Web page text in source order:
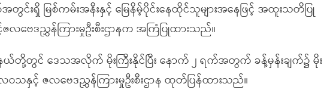
ရှိ မြစ်ကမ်းအနီးနှင့် မြေနိမ့်ပိုင်းနေထိုင်သူများအနေဖြင့် အထူးသတိပြု
ဗေဒညွှန်ကြားမှုဦးစီးဌာနက အကြံပြုထားသည်။
တို့တွင် ဒေသအလိုက် မိုးကြီးနိုင်ပြီး နောက် ၂ ရက်အတွက် ခန့်မှန်းချက်၌ မိုး
င့် ဇလဗေဒညွှန်ကြားမှုဦးစီးဌာန ထုတ်ပြန်ထားသည်။